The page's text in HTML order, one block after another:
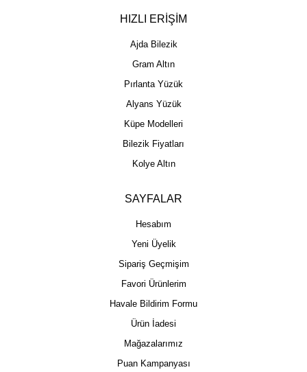
HIZLI ERİŞİM
Ajda Bilezik
Gram Altın
Pırlanta Yüzük
Alyans Yüzük
Küpe Modelleri
Bilezik Fiyatları
Kolye Altın
SAYFALAR
Hesabım
Yeni Üyelik
Sipariş Geçmişim
Favori Ürünlerim
Havale Bildirim Formu
Ürün İadesi
Mağazalarımız
Puan Kampanyası